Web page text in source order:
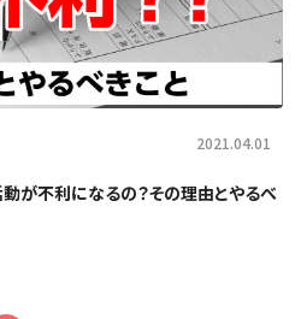
2021.04.01
が不利になるの？その理由とやるべ